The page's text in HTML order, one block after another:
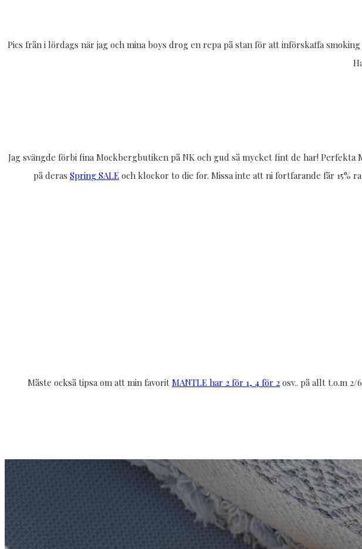
Pics från i lördags när jag och mina boys drog en repa på stan för att införskaffa
Jag svängde förbi fina Mockbergbutiken på NK och gud så mycket fint de har!
på deras Spring SALE och klockor to die for. Missa inte att ni fortfarande får 15%
Måste också tipsa om att min favorit MANTLE har 2 för 1, 4 för 2 osv.. på allt t.o.m